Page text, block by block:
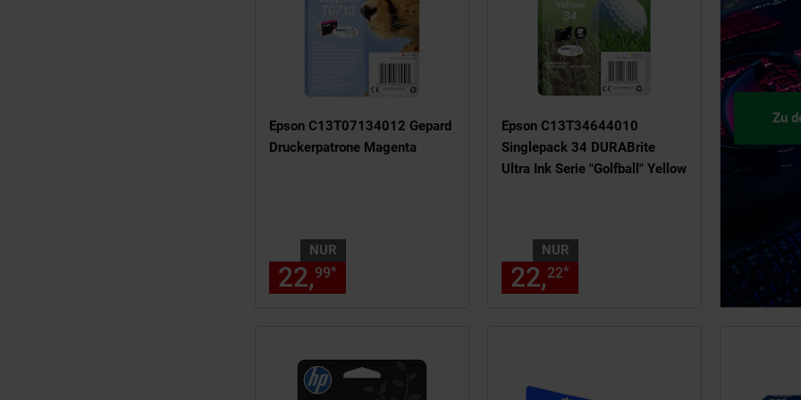
Epson C13T07134012 Gepard
Druckerpatrone Magenta
NUR
22,99* € Sternchen Fußnote, Details
Epson C13T34644010
Singlepack 34 DURABrite
Ultra Ink Serie "Golfball" Yellow
NUR
22,22* €
Zu